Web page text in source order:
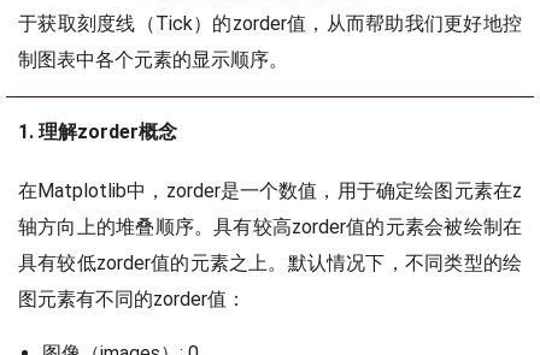
于获取刻度线（Tick）的zorder值，从而帮助我们更好地控
制图表中各个元素的显示顺序。
1. 理解zorder概念
在Matplotlib中，zorder是一个数值，用于确定绘图元素在z
轴方向上的堆叠顺序。具有较高zorder值的元素会被绘制在
具有较低zorder值的元素之上。默认情况下，不同类型的绘
图元素有不同的zorder值：